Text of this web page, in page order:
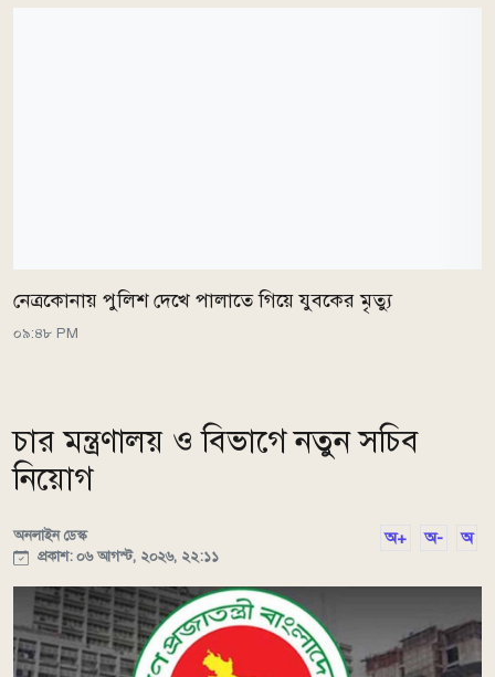
নেত্রকোনায় পুলিশ দেখে পালাতে গিয়ে যুবকের মৃত্যু
০৯:৪৮ PM
চার মন্ত্রণালয় ও বিভাগে নতুন সচিব
নিয়োগ
অনলাইন ডেস্ক
প্রকাশ: ০৬ আগস্ট, ২০২৬, ২২:১১
অ+ অ- অ